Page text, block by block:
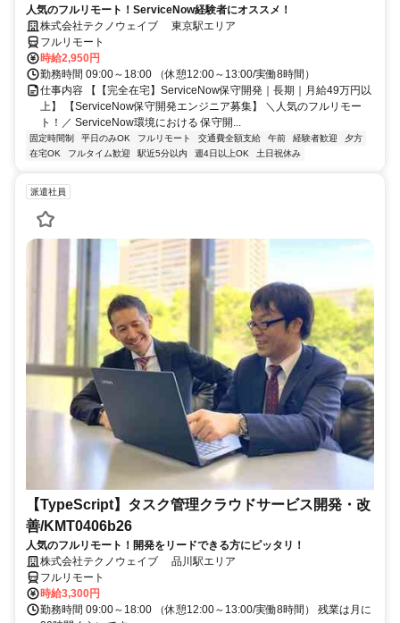
人気のフルリモート！ServiceNow経験者にオススメ！
株式会社テクノウェイブ 東京駅エリア
フルリモート
時給2,950円
勤務時間 09:00～18:00 （休憩12:00～13:00/実働8時間）
仕事内容 【【完全在宅】ServiceNow保守開発｜長期｜月給49万円以
上】 【ServiceNow保守開発エンジニア募集】 ＼人気のフルリモー
ト！／ ServiceNow環境における 保守開...
固定時間制 平日のみOK フルリモート 交通費全額支給 午前 経験者歓迎
夕方
在宅OK
フルタイム歓迎 駅近5分以内 週4日以上OK 土日祝休み
派遣社員
【TypeScript】タスク管理クラウドサービス開発・改
善/KMT0406b26
人気のフルリモート！開発をリードできる方にピッタリ！
株式会社テクノウェイブ 品川駅エリア
フルリモート
時給3,300円
勤務時間 09:00～18:00 （休憩12:00～13:00/実働8時間） 残業は月に